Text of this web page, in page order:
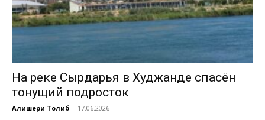
На реке Сырдарья в Худжанде спасён
тонущий подросток
Алишери Толиб - 17.06.2026